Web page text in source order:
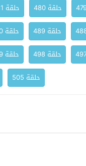
حلقة 480 حلقة 481
حلقة 489 حلقة 490
حلقة 498 حلقة 499
حلقة 505